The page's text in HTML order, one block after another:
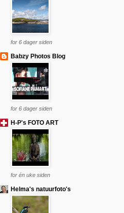
for 6 dager siden
Babzy Photos Blog
for 6 dager siden
H-P's FOTO ART
for én uke siden
Helma's natuurfoto's